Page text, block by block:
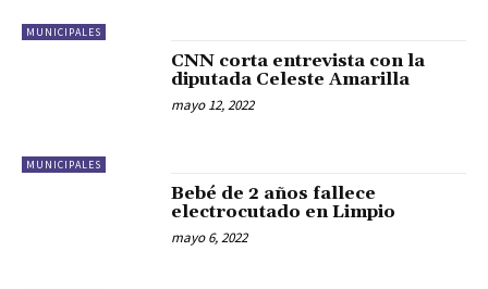
MUNICIPALES
MUNICIPALES
CNN corta entrevista con la
diputada Celeste Amarilla
mayo 12, 2022
Bebé de 2 años fallece
electrocutado en Limpio
mayo 6, 2022